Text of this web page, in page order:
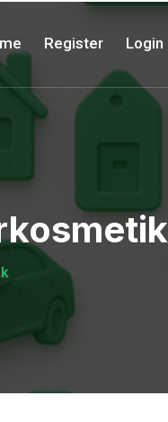
Register Login